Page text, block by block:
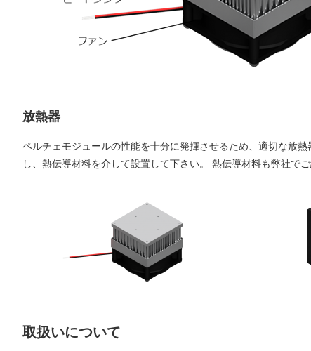
放熱器
ペルチェモジュールの性能を十分に発揮させるため、適切な放
し、熱伝導材料を介して設置して下さい。 熱伝導材料も弊社でご
取扱いについて